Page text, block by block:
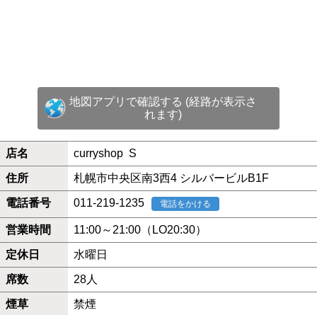
地図アプリで確認する (経路が表示さ
れます)
店名 curryshop S
住所 札幌市中央区南3西4 シルバービルB1F
電話番号 011-219-1235 電話をかける
営業時間 11:00～21:00（LO20:30）
定休日 水曜日
席数 28人
煙草 禁煙